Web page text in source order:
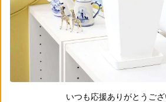
いつも応援ありがとうござ